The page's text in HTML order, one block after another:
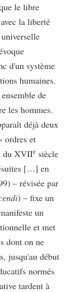
le libre
la liberté
d'un système
humaines.
de
les hommes.
déjà deux
ordres et
du XVIIe siècle
[…] en
– révisée par
) – fixe un
un
et met
dont on ne
jusqu'au début
normés
tardent à